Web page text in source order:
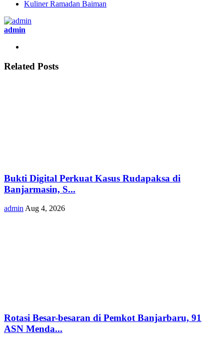
Kuliner Ramadan Baiman
admin
Related Posts
Bukti Digital Perkuat Kasus Rudapaksa di
Banjarmasin, S...
admin Aug 4, 2026
Rotasi Besar-besaran di Pemkot Banjarbaru, 91
ASN Menda...